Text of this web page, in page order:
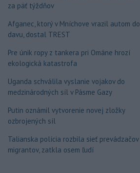
za päť týždňov
Afganec, ktorý v Mníchove vrazil autom do
davu, dostal TREST
Pre únik ropy z tankera pri Ománe hrozí
ekologická katastrofa
Uganda schválila vyslanie vojakov do
medzinárodných síl v Pásme Gazy
Putin oznámil vytvorenie novej zložky
ozbrojených síl
Talianska polícia rozbila sieť prevádzačov
migrantov, zatkla osem ľudí